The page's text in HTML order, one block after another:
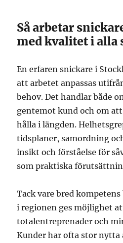
Så arbetar
med kvalitet i alla
En erfaren snickare i
att arbetet anpassas
behov. Det handlar både
gentemot kund och om
hålla i längden.
tidsplaner, samordning
insikt och förståelse för
som praktiska
Tack vare bred
i regionen ges möjlighet
totalentreprenader och
Kunder har ofta stor nytta